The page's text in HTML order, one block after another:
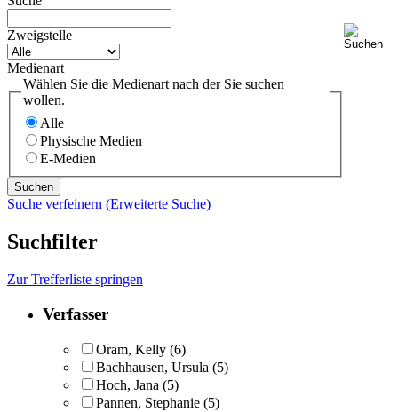
Zweigstelle
Medienart
Wählen Sie die Medienart nach der Sie suchen
wollen.
Alle
Physische Medien
E-Medien
Suche verfeinern (Erweiterte Suche)
Suchfilter
Zur Trefferliste springen
Verfasser
Oram, Kelly (6)
Bachhausen, Ursula (5)
Hoch, Jana (5)
Pannen, Stephanie (5)